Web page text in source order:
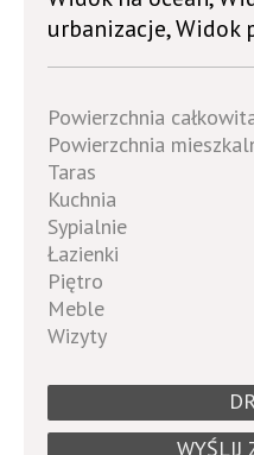
urbanizacje, Widok
Powierzchnia
Powierzchnia
Taras
Kuchnia
Sypialnie
Łazienki
Piętro
Meble
Wizyty
WYŚLIJ